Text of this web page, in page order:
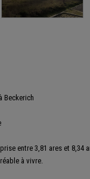
Beckerich
entre 3,81 ares et 8,34
à vivre.